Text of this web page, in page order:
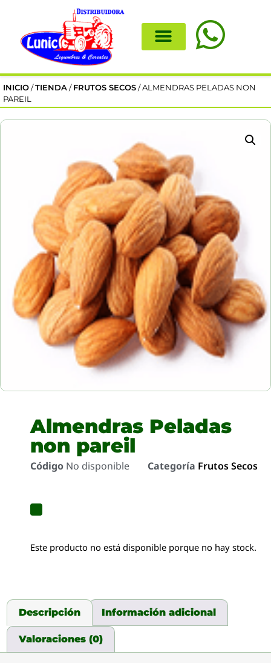
INICIO /TIENDA / FRUTOS SECOS / ALMENDRAS PELADAS NON
PAREIL
Almendras Peladas
non pareil
Código No disponible Categoría Frutos Secos
Este producto no está disponible porque no hay stock.
Descripción Información adicional
Valoraciones (0)